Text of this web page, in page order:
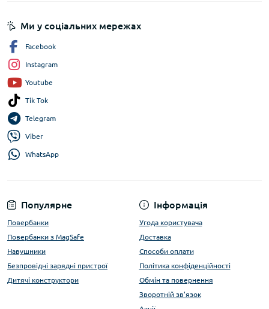
Популярне
Повербанки
Повербанки з MagSafe
Навушники
Безпровідні зарядні пристрої
Дитячі конструктори
Інформація
Угода користувача
Доставка
Способи оплати
Політика конфіденційності
Обмін та повернення
Зворотній зв'язок
Ми у соціальних мережах
Facebook
Instagram
Youtube
Tik Tok
Telegram
Viber
WhatsApp